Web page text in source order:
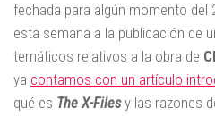
fechada para algún momento del
esta semana a la publicación de
temáticos relativos a la obra de
ya contamos con un artículo
qué es The X-Filesy las razones